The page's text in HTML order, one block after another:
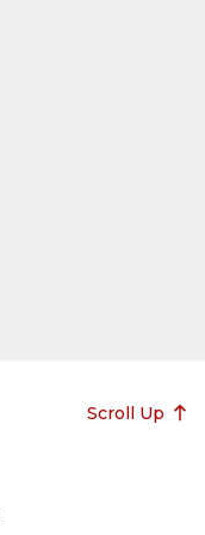
Scroll Up